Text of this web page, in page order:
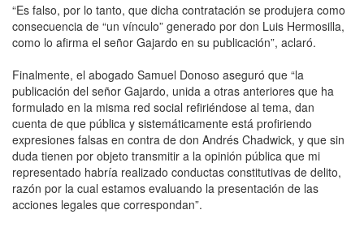
“Es falso, por lo tanto, que dicha contratación se produjera como
consecuencia de “un vínculo” generado por don Luis Hermosilla,
como lo afirma el señor Gajardo en su publicación”, aclaró.
Finalmente, el abogado Samuel Donoso aseguró que “la
publicación del señor Gajardo, unida a otras anteriores que ha
formulado en la misma red social refiriéndose al tema, dan
cuenta de que pública y sistemáticamente está profiriendo
expresiones falsas en contra de don Andrés Chadwick, y que sin
duda tienen por objeto transmitir a la opinión pública que mi
representado habría realizado conductas constitutivas de delito,
razón por la cual estamos evaluando la presentación de las
acciones legales que correspondan”.